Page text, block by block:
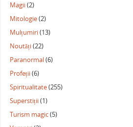
Magii(2)
Mitologie(2)
Mulțumiri(13)
Noutăți(22)
Paranormal(6)
Profeții(6)
Spiritualitate(255)
Superstiții(1)
Turism magic(5)